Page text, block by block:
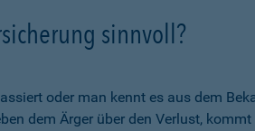
sinnvoll?
oder man kennt es aus dem
dem Ärger über den Verlust,